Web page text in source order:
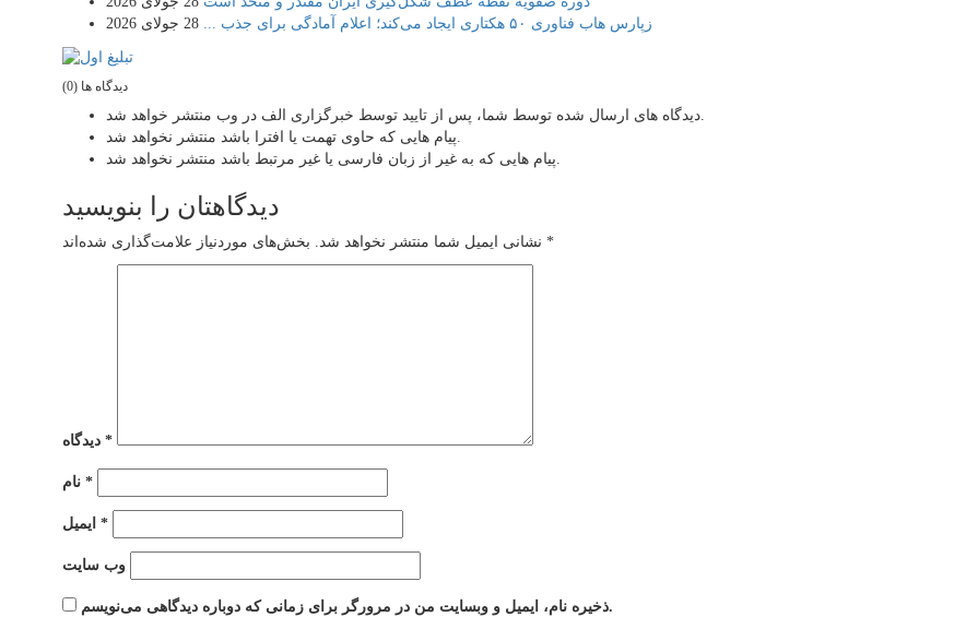
زپارس هاب فناوری ۵۰ هکتاری ایجاد می‌کند؛ اعلام آمادگی برای جذب ...
28 جولای 2026
دیدگاه ها (0)
دیدگاه های ارسال شده توسط شما، پس از تایید توسط خبرگزاری الف در وب منتشر خواهد شد.
دیدگاهتان را بنویسید
نشانی ایمیل شما منتشر نخواهد شد. *
دیدگاه *
نام *
*
وب‌ سایت
ذخیره نام، ایمیل و وبسایت من در مرورگر برای زمانی که دوباره دیدگاهی می‌نویسم.